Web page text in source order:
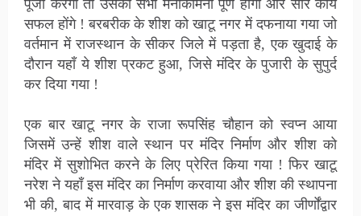
पूजा करेगा तो उसकी सभी मनोकामना पूर्ण होगी और सारे कार्य
सफल होंगे ! बरबरीक के शीश को खाटू नगर में दफनाया गया जो
वर्तमान में राजस्थान के सीकर जिले में पड़ता है, एक खुदाई के
दौरान यहाँ ये शीश प्रकट हुआ, जिसे मंदिर के पुजारी के सुपुर्द
कर दिया गया !
एक बार खाटू नगर के राजा रूपसिंह चौहान को स्वप्न आया
जिसमें उन्हें शीश वाले स्थान पर मंदिर निर्माण और शीश को
मंदिर में सुशोभित करने के लिए प्रेरित किया गया ! फिर खाटू
नरेश ने यहाँ इस मंदिर का निर्माण करवाया और शीश की स्थापना
भी की, बाद में मारवाड़ के एक शासक ने इस मंदिर का जीर्णोंद्वार